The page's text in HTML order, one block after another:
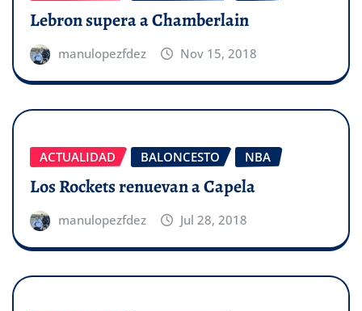
Lebron supera a Chamberlain
manulopezfdez Nov 15, 2018
ACTUALIDAD BALONCESTO NBA
Los Rockets renuevan a Capela
manulopezfdez Jul 28, 2018